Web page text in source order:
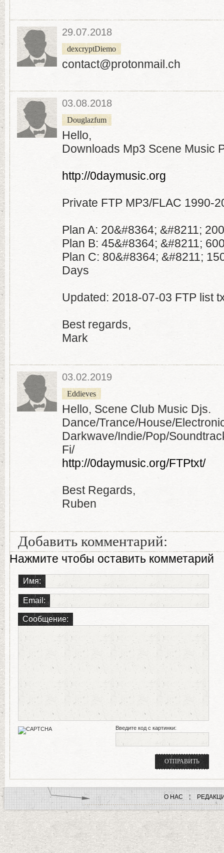
29.07.2018
dexcryptDiemo
contact@protonmail.ch
03.08.2018
Douglazfum
Hello,
Downloads Mp3 Scene Music
http://0daymusic.org
Private FTP MP3/FLAC 1990-
Plan A: 20&#8364; &#8211;
Plan B: 45&#8364; &#8211;
Plan C: 80&#8364; &#8211;
Days
Updated: 2018-07-03 FTP list
Best regards,
Mark
03.02.2019
Eddieves
Hello, Scene Club Music Djs.
Dance/Trance/House/
Darkwave/Indie/Pop/
Fi/
http://0daymusic.org/FTPtxt/
Best Regards,
Ruben
Добавить комментарий:
Нажмите чтобы оставить комметарий
Имя:
Email:
Сообщение:
Введите код с картинки:
О НАС